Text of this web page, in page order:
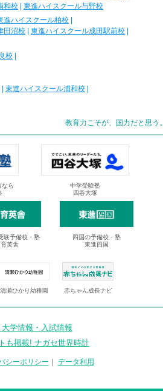
和校
東進ハイスクール与野校
進ハイスクール柏校
田沼校 東進ハイスクール成田駅前校
校
東進ハイスクール浦和校
教育力こそが、国力だと思う。
なら
中学受験塾
四谷大塚
験予備校・塾
英舎
四国の予備校・塾
東進四国
清瀬ひかり幼稚園 赤ちゃん成長ナビ
学情報・入試情報
も掲載! ナガセ世界時計
シーポリシー データ利用